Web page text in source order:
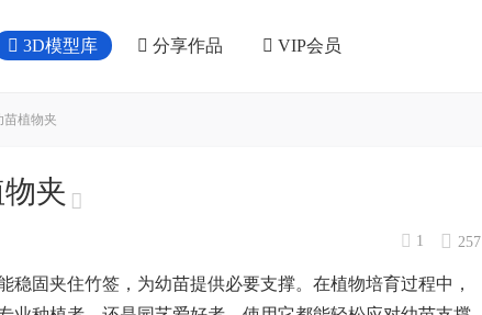
3D模型库 分享作品 VIP会员
苗植物夹
夹
257
1
稳固夹住竹签，为幼苗提供必要支撑。在植物培育过程中，